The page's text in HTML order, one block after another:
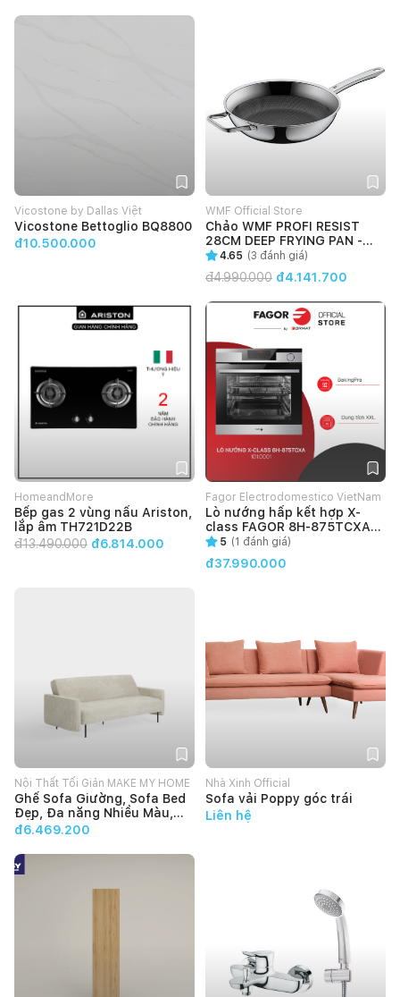
Vicostone by Dallas Việt
Vicostone Bettoglio BQ8800
đ10.500.000
WMF Official Store
Chảo WMF PROFI RESIST
28CM DEEP FRYING PAN -
1756486411
4.65 (3 đánh giá)
đ4.990.000 đ4.141.700
HomeandMore
Bếp gas 2 vùng nấu Ariston,
lắp âm TH721D22B
đ13.490.000 đ6.814.000
Fagor Electrodomestico VietNam
Lò nướng hấp kết hợp X-
class FAGOR 8H-875TCXA
(101.0001)
5 (1 đánh giá)
đ37.990.000
Nội Thất Tối Giản MAKE MY HOME
Ghế Sofa Giường, Sofa Bed
Đẹp, Đa năng Nhiều Màu,
Kiểu Dáng Đơn Giản Make
hành 12 tháng
đ6.469.200
Nhà Xinh Official
Sofa vải Poppy góc trái
Liên hệ